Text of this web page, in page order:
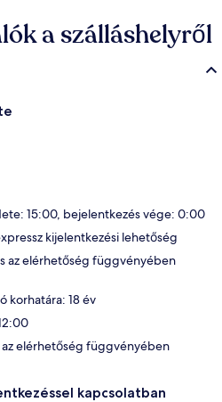
a szálláshelyről
15:00, bejelentkezés vége: 0:00
kijelentkezési lehetőség
az elérhetőség függvényében
korhatára: 18 év
az elérhetőség függvényében
kapcsolatban